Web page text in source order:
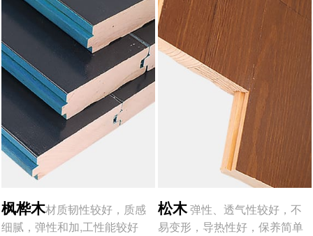
枫桦木材质韧性较好，质感
细腻，弹性和加,工性能较好
松木弹性、透气性较好，不
易变形，导热性好，保养简单